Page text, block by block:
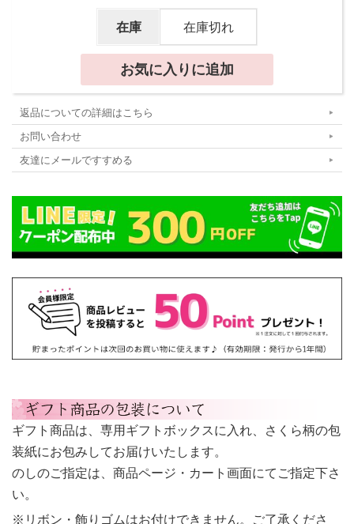
在庫 在庫切れ
返品についての詳細はこちら
お問い合わせ
友達にメールですすめる
ギフト商品は、専用ギフトボックスに入れ、さくら柄の包
装紙にお包みしてお届けいたします。
のしのご指定は、商品ページ・カート画面にてご指定下さ
い。
※リボン・飾りゴムはお付けできません。ご了承くださ